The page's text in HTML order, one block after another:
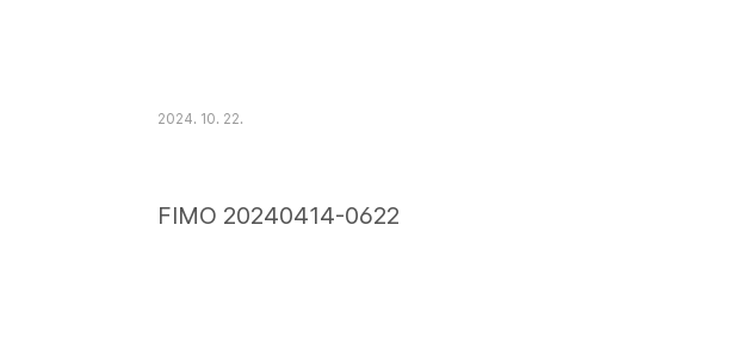
2024. 10. 22.
FIMO 20240414-0622